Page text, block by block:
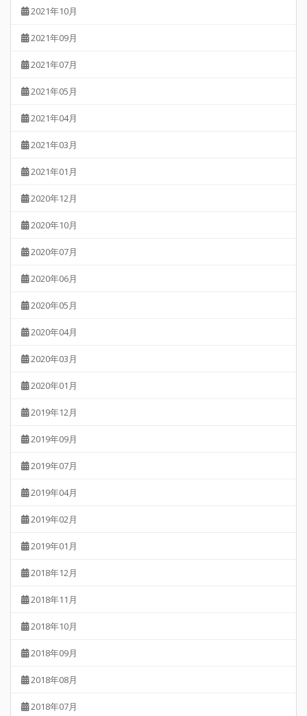
2021年10月
2021年09月
2021年07月
2021年05月
2021年04月
2021年03月
2021年01月
2020年12月
2020年10月
2020年07月
2020年06月
2020年05月
2020年04月
2020年03月
2020年01月
2019年12月
2019年09月
2019年07月
2019年04月
2019年02月
2019年01月
2018年12月
2018年11月
2018年10月
2018年09月
2018年08月
2018年07月